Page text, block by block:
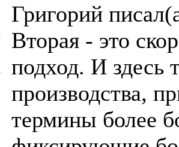
Григорий
Вторая - это
подход. И здесь
производства,
термины более